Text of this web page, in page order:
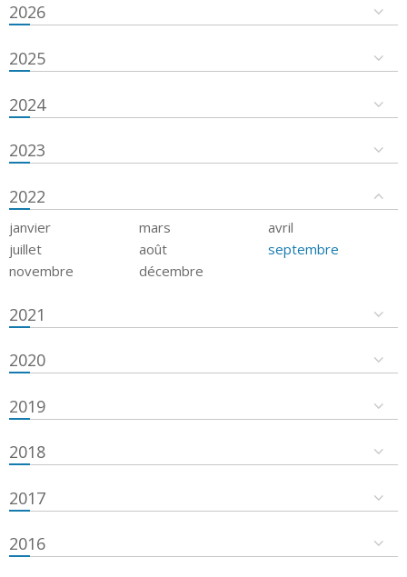
2026
2025
2024
2023
2022
janvier mars
avril
juillet
août
septembre
novembre
décembre
2021
2020
2019
2018
2017
2016